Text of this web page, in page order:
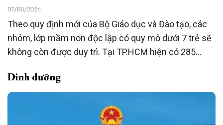
07/08/2026
Theo quy định mới của Bộ Giáo dục và Đào tạo, các
nhóm, lớp mầm non độc lập có quy mô dưới 7 trẻ sẽ
không còn được duy trì. Tại TP.HCM hiện có 285
chuyển đổi mô hình hoặc chấm dứt hoạt động theo
quy định.
Dinh dưỡng